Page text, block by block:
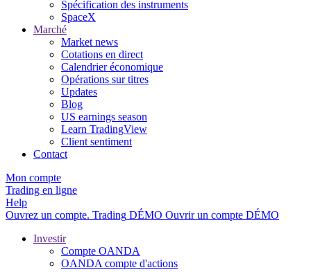
Spécification des instruments
SpaceX
Marché
Market news
Cotations en direct
Calendrier économique
Opérations sur titres
Updates
Blog
US earnings season
Learn TradingView
Client sentiment
Contact
Mon compte
Trading en ligne
Help
Ouvrez un compte. Trading DÉMO Ouvrir un compte DÉMO
Investir
Compte OANDA
OANDA compte d'actions